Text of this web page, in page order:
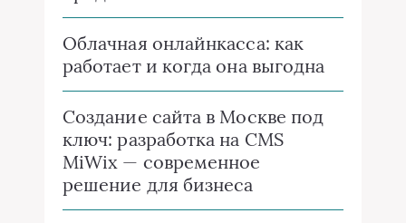
Облачная онлайнкасса: как
работает и когда она выгодна
Создание сайта в Москве под
ключ: разработка на CMS
MiWix — современное
решение для бизнеса